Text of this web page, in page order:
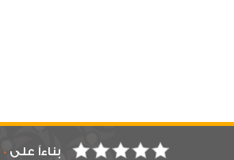
بناءاً على0 تقييم